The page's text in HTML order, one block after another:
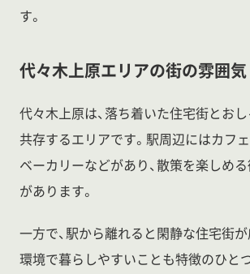
す。
代々木上原エリアの街の雰囲気
代々木上原は、落ち着いた住宅街とお
共存するエリアです。駅周辺にはカフェ
ベーカリーなどがあり、散策を楽しめ
があります。
一方で、駅から離れると閑静な住宅街が
環境で暮らしやすいことも特徴のひと